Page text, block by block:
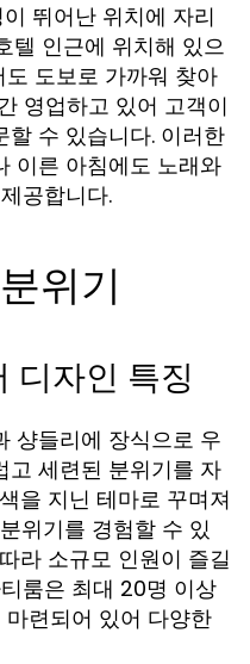
뛰어난 위치에 자리
텔 인근에 위치해 있으
도보로 가까워 찾아
영업하고 있어 고객이
수 있습니다. 이러한
이른 아침에도 노래와
공합니다.
위기
디자인 특징
샹들리에 장식으로 우
고 세련된 분위기를 자
을 지닌 테마로 꾸며져
위기를 경험할 수 있
라 소규모 인원이 즐길
룸은 최대 20명 이상
련되어 있어 다양한